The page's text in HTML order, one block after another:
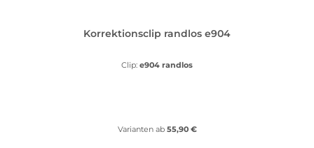
Korrektionsclip randlos e904
Clip: e904 randlos
Varianten ab55,90 €